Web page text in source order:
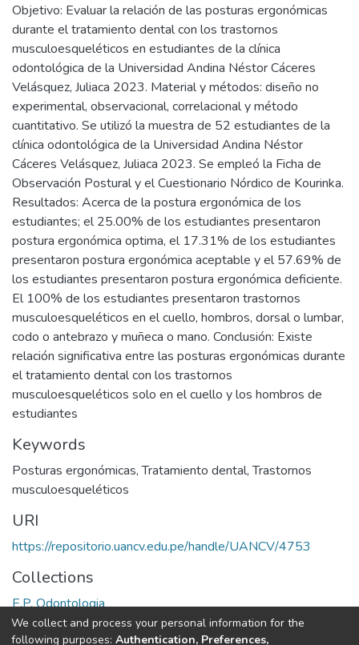
Objetivo: Evaluar la relación de las posturas ergonómicas
durante el tratamiento dental con los trastornos
musculoesqueléticos en estudiantes de la clínica
odontológica de la Universidad Andina Néstor Cáceres
Velásquez, Juliaca 2023. Material y métodos: diseño no
experimental, observacional, correlacional y método
cuantitativo. Se utilizó la muestra de 52 estudiantes de la
clínica odontológica de la Universidad Andina Néstor
Cáceres Velásquez, Juliaca 2023. Se empleó la Ficha de
Observación Postural y el Cuestionario Nórdico de Kourinka.
Resultados: Acerca de la postura ergonómica de los
estudiantes; el 25.00% de los estudiantes presentaron
postura ergonómica optima, el 17.31% de los estudiantes
presentaron postura ergonómica aceptable y el 57.69% de
los estudiantes presentaron postura ergonómica deficiente.
El 100% de los estudiantes presentaron trastornos
musculoesqueléticos en el cuello, hombros, dorsal o lumbar,
codo o antebrazo y muñeca o mano. Conclusión: Existe
relación significativa entre las posturas ergonómicas durante
el tratamiento dental con los trastornos
musculoesqueléticos solo en el cuello y los hombros de
estudiantes
Keywords
Posturas ergonómicas,Tratamiento dental,Trastornos
musculoesqueléticos
URI
https://repositorio.uancv.edu.pe/handle/UANCV/4753
Collections
E.P. Odontologia
Full item page
We collect and process your personal information for the
following purposes: Authentication, Preferences,